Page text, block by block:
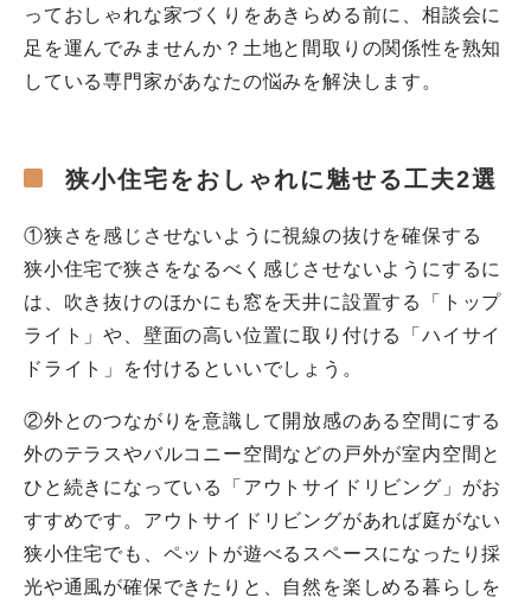
っておしゃれな家づくりをあきらめる前に、相談会に
足を運んでみませんか？土地と間取りの関係性を熟知
している専門家があなたの悩みを解決します。
狭小住宅をおしゃれに魅せる工夫2選
①狭さを感じさせないように視線の抜けを確保する
狭小住宅で狭さをなるべく感じさせないようにするに
は、吹き抜けのほかにも窓を天井に設置する「トップ
ライト」や、壁面の高い位置に取り付ける「ハイサイ
ドライト」を付けるといいでしょう。
②外とのつながりを意識して開放感のある空間にする
外のテラスやバルコニー空間などの戸外が室内空間と
ひと続きになっている「アウトサイドリビング」がお
すすめです。アウトサイドリビングがあれば庭がない
狭小住宅でも、ペットが遊べるスペースになったり採
光や通風が確保できたりと、自然を楽しめる暮らしを